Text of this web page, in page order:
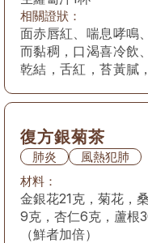
相關證狀：
面赤唇紅、喘息哮鳴
而黏稠，口渴喜冷飲
乾結，舌紅，苔黃膩
自汗等表現。
復方銀菊茶
肺炎
風熱犯肺
材料：
金銀花21克，菊花，
9克，杏仁6克，蘆根
（鮮者加倍）